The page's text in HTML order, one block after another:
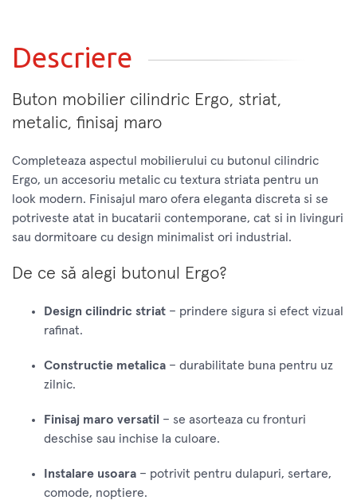
Descriere
Buton mobilier cilindric Ergo, striat,
metalic, finisaj maro
Completeaza aspectul mobilierului cu butonul cilindric
Ergo, un accesoriu metalic cu textura striata pentru un
look modern. Finisajul maro ofera eleganta discreta si se
potriveste atat in bucatarii contemporane, cat si in livinguri
sau dormitoare cu design minimalist ori industrial.
De ce să alegi butonul Ergo?
Design cilindric striat – prindere sigura si efect vizual
rafinat.
Constructie metalica – durabilitate buna pentru uz
zilnic.
Finisaj maro versatil – se asorteaza cu fronturi
deschise sau inchise la culoare.
Instalare usoara – potrivit pentru dulapuri, sertare,
comode, noptiere.